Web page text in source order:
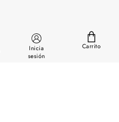
Inicia
sesión
Carrito